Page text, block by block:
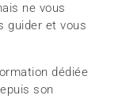
ne vous
guider et vous
dédiée
son